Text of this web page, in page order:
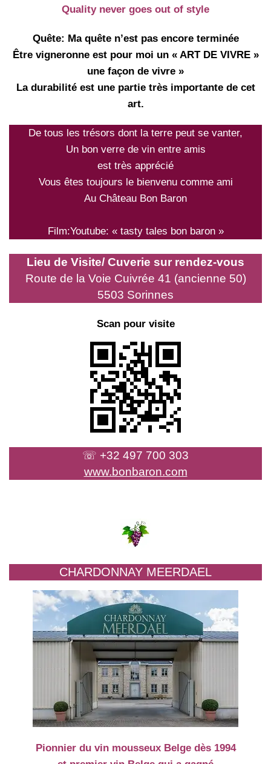
Quality never goes out of style
Quête: Ma quête n’est pas encore terminée
Être vigneronne est pour moi un « ART DE VIVRE »
une façon de vivre »
La durabilité est une partie très importante de cet
art.
De tous les trésors dont la terre peut se vanter,
Un bon verre de vin entre amis
est très apprécié
Vous êtes toujours le bienvenu comme ami
Au Château Bon Baron
Film:Youtube: « tasty tales bon baron »
Lieu de Visite/ Cuverie sur rendez-vous
Route de la Voie Cuivrée 41 (ancienne 50)
5503 Sorinnes
Scan pour visite
☏ +32 497 700 303
www.bonbaron.com
CHARDONNAY MEERDAEL
Pionnier du vin mousseux Belge dès 1994